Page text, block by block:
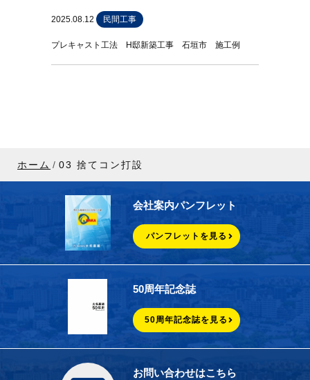
2025.08.12 民間工事
プレキャスト工法 H邸新築工事 石垣市 施工例
ホーム 03 捨てコン打設
会社案内パンフレット
パンフレットを見る
50周年記念誌
50周年記念誌を見る
お問い合わせはこちら